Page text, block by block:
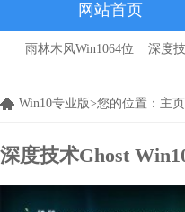
网站首页
雨林木风
雨林木风Win1064位 深度
Win10专业版>您的位置： 主页
深度技术Ghost